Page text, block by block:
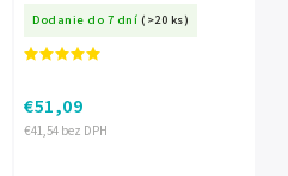
Dodanie do 7 dní (>20 ks)
€41,54 bez DPH
€51,09